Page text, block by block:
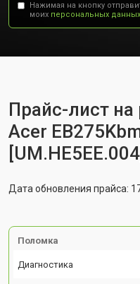
Нажимая на кнопку
моих персональных
Прайс-лист
Acer
Дата обновления прайса:
Поломка
Диагностика